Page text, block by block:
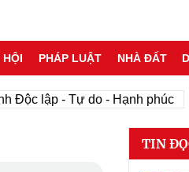
HỘI PHÁP LUẬT NHÀ ĐẤT
- Tự do - Hạnh phúc
TIN